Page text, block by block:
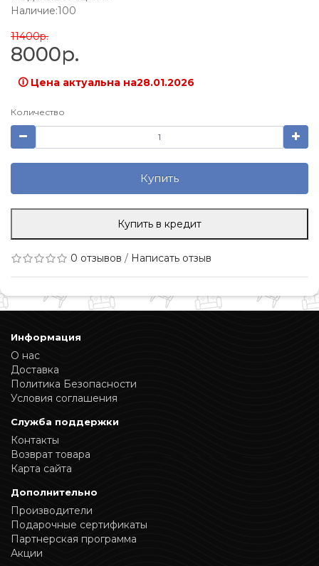
Наличие:100
11400р.
8000р.
🛈 Цена актуальна на28.01.2026
Количество
Купить
Купить в кредит
0 отзывов / Написать отзыв
Информация
О нас
Доставка
Политика Безопасности
Условия соглашения
Служба поддержки
Контакты
Возврат товара
Карта сайта
Дополнительно
Производители
Подарочные сертификаты
Партнерская программа
Акции